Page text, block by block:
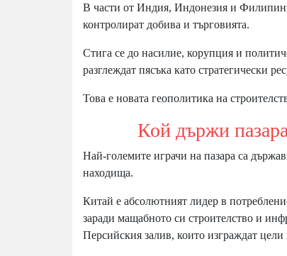
В части от Индия, Индонезия и
контролират добива и търговията.
Стига се до насилие, корупция и
разглеждат пясъка като стратегически
Това е новата геополитика на
Кой държи пазара
Най-големите играчи на пазара са
находища.
Китай е абсолютният лидер в
заради мащабното си строителство и
Персийския залив, които изграждат